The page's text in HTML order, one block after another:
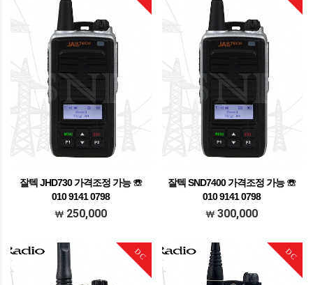
잘텍 JHD730 가격조정 가능 ☏
010 9141 0798
가격조정가능 문의주세요
250,000
잘텍 SND7400 가격조정 가능 ☏
010 9141 0798
가격조정가능 문의주세요
300,000
DC DC